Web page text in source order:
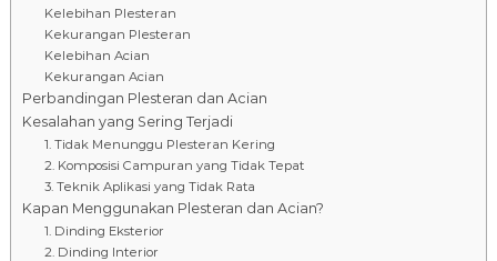
Kelebihan Plesteran
Kekurangan Plesteran
Kelebihan Acian
Kekurangan Acian
Perbandingan Plesteran dan Acian
Kesalahan yang Sering Terjadi
1. Tidak Menunggu Plesteran Kering
2. Komposisi Campuran yang Tidak Tepat
3. Teknik Aplikasi yang Tidak Rata
Kapan Menggunakan Plesteran dan Acian?
1. Dinding Eksterior
2. Dinding Interior